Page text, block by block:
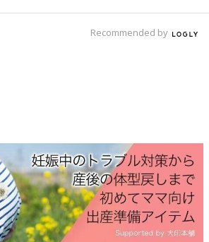
DLできます！
」をもっと読みたい人はこちら
Recommended by